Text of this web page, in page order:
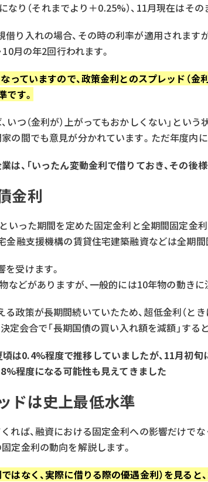
り（それまでより＋0.25%）、11月現在はその
り入れの場合、その時の利率が適用されます
月の年2回行われます。
ていますので、政策金利とのスプレッド（金
です。
いつ（金利が）上がってもおかしくない」とい
の間でも意見が分かれています。ただ年度内
は、「いったん変動金利で借りておき、その後
金利
いった期間を定めた固定金利と全期間固定金
融支援機構の賃貸住宅建築融資などは全期間
受けます。
どがありますが、一般的には10年物の動きに
政策が長期間続いていたため、超低金利（と
定会合で「長期国債の買い入れ額を減額」する
は0.4%程度で推移していましたが、11月初
程度になる可能性も見えてきました
ドは史上最低水準
れば、融資における固定金利への影響だけで
定金利の動向を解説します。
はなく、実際に借りる際の優遇金利）を見る